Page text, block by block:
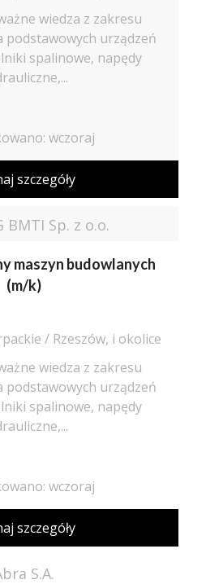
wiedza z zakresu
podstawowych urządzeń
spalinowe, napędy
wczoraj
szczegóły
BMTI Sp. z o.o.
maszyn budowlanych
(m/k)
/ Rzeszów, i okolice
wiedza z zakresu
podstawowych urządzeń
spalinowe, napędy
wczoraj
szczegóły
S.A.